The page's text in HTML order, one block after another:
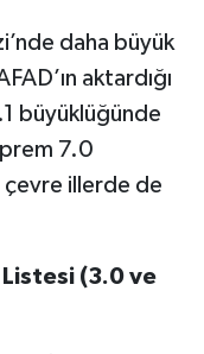
daha büyük
aktardığı
büyüklüğünde
7.0
illerde de
(3.0 ve